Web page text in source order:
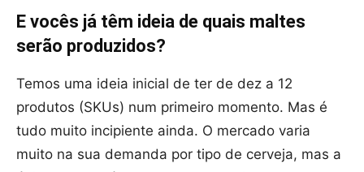
E vocês já têm ideia de quais maltes
serão produzidos?
Temos uma ideia inicial de ter de dez a 12
produtos (SKUs) num primeiro momento. Mas é
tudo muito incipiente ainda. O mercado varia
muito na sua demanda por tipo de cerveja, mas a